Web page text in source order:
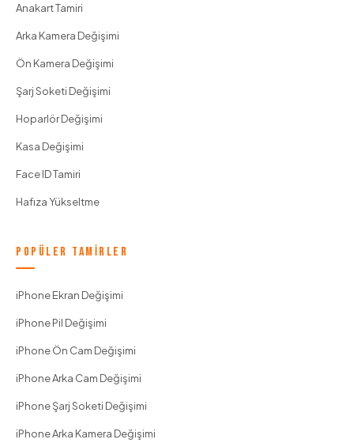
Anakart Tamiri
Arka Kamera Değişimi
Ön Kamera Değişimi
Şarj Soketi Değişimi
Hoparlör Değişimi
Kasa Değişimi
Face ID Tamiri
Hafıza Yükseltme
POPÜLER TAMIRLER
iPhone Ekran Değişimi
iPhone Pil Değişimi
iPhone Ön Cam Değişimi
iPhone Arka Cam Değişimi
iPhone Şarj Soketi Değişimi
iPhone Arka Kamera Değişimi